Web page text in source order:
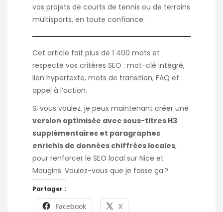
vos projets de courts de tennis ou de terrains
multisports, en toute confiance.
Cet article fait plus de 1 400 mots et
respecte vos critères SEO : mot-clé intégré,
lien hypertexte, mots de transition, FAQ et
appel à l’action.
Si vous voulez, je peux maintenant créer une
version optimisée avec sous-titres H3
supplémentaires et paragraphes
enrichis de données chiffrées locales,
pour renforcer le SEO local sur Nice et
Mougins. Voulez-vous que je fasse ça ?
Partager :
Facebook X